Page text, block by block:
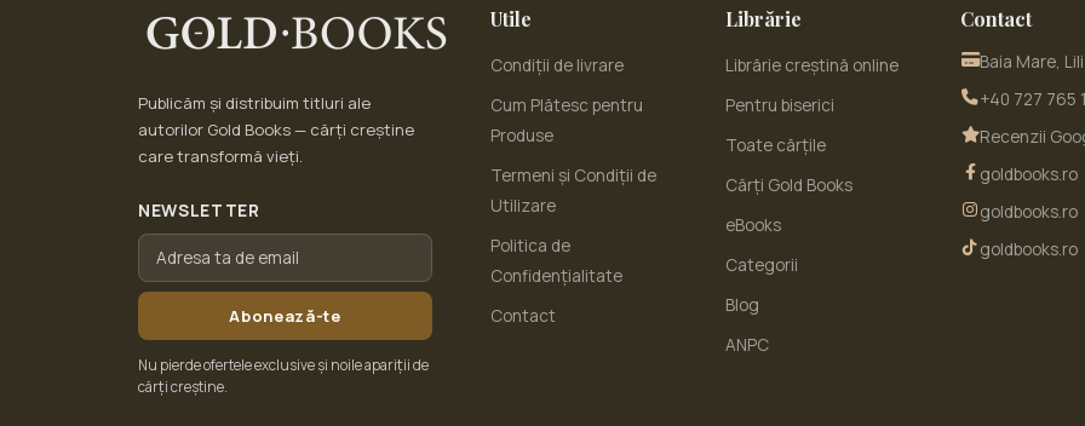
Publicăm și distribuim titluri ale
autorilor Gold Books — cărți creștine
care transformă vieți.
NEWSLETTER
Abonează-te
Nu pierde ofertele exclusive și noile apariții de
cărți creștine.
Utile
Condiții de livrare
Cum Plătesc pentru
Produse
Termeni și Condiții de
Utilizare
Politica de
Confidențialitate
Contact
Librărie
Librărie creștină online
Pentru biserici
Toate cărțile
Cărți Gold Books
eBooks
Categorii
Blog
ANPC
Contact
Baia Mare,
+40 727 765
Recenzii
goldbooks.ro
goldbooks.ro
goldbooks.ro